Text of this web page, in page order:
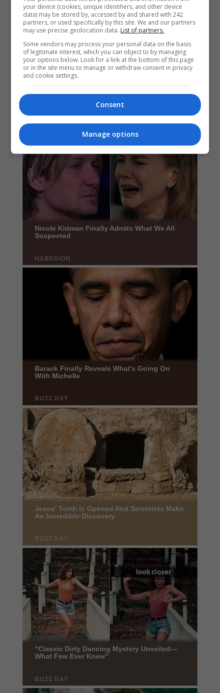
your device (cookies, unique identifiers, and other device
data) may be stored by, accessed by and shared with 242
partners, or used specifically by this site. We and our partners
may use precise geolocation data. List of partners.
Some vendors may process your personal data on the basis
of legitimate interest, which you can object to by managing
your options below. Look for a link at the bottom of this page
or in the site menu to manage or withdraw consent in privacy
and cookie settings.
Consent
Manage options